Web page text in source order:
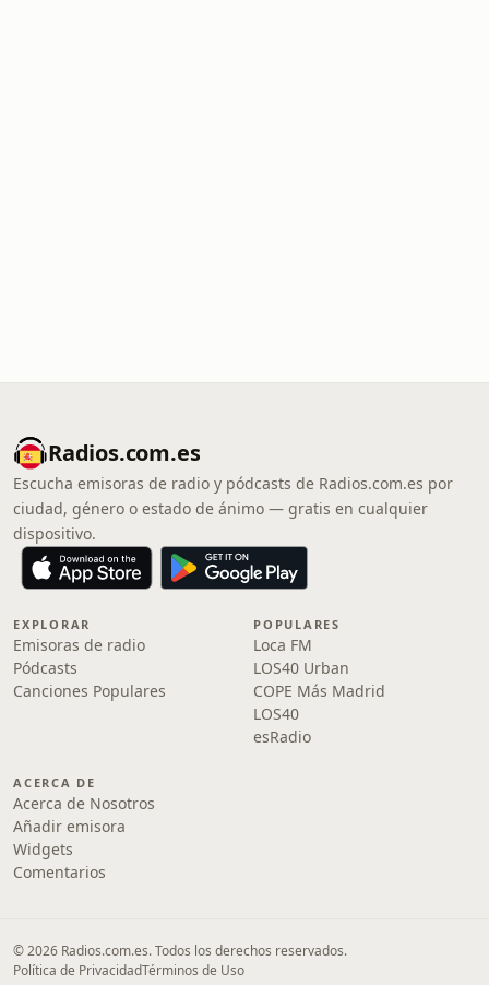
Radios.com.es
Escucha emisoras de radio y pódcasts de Radios.com.es por
ciudad, género o estado de ánimo — gratis en cualquier
dispositivo.
EXPLORAR
Emisoras de radio
Pódcasts
Canciones Populares
POPULARES
Loca FM
LOS40 Urban
COPE Más Madrid
LOS40
esRadio
ACERCA DE
Acerca de Nosotros
Añadir emisora
Widgets
Comentarios
© 2026 Radios.com.es. Todos los derechos reservados.
Política de PrivacidadTérminos de Uso